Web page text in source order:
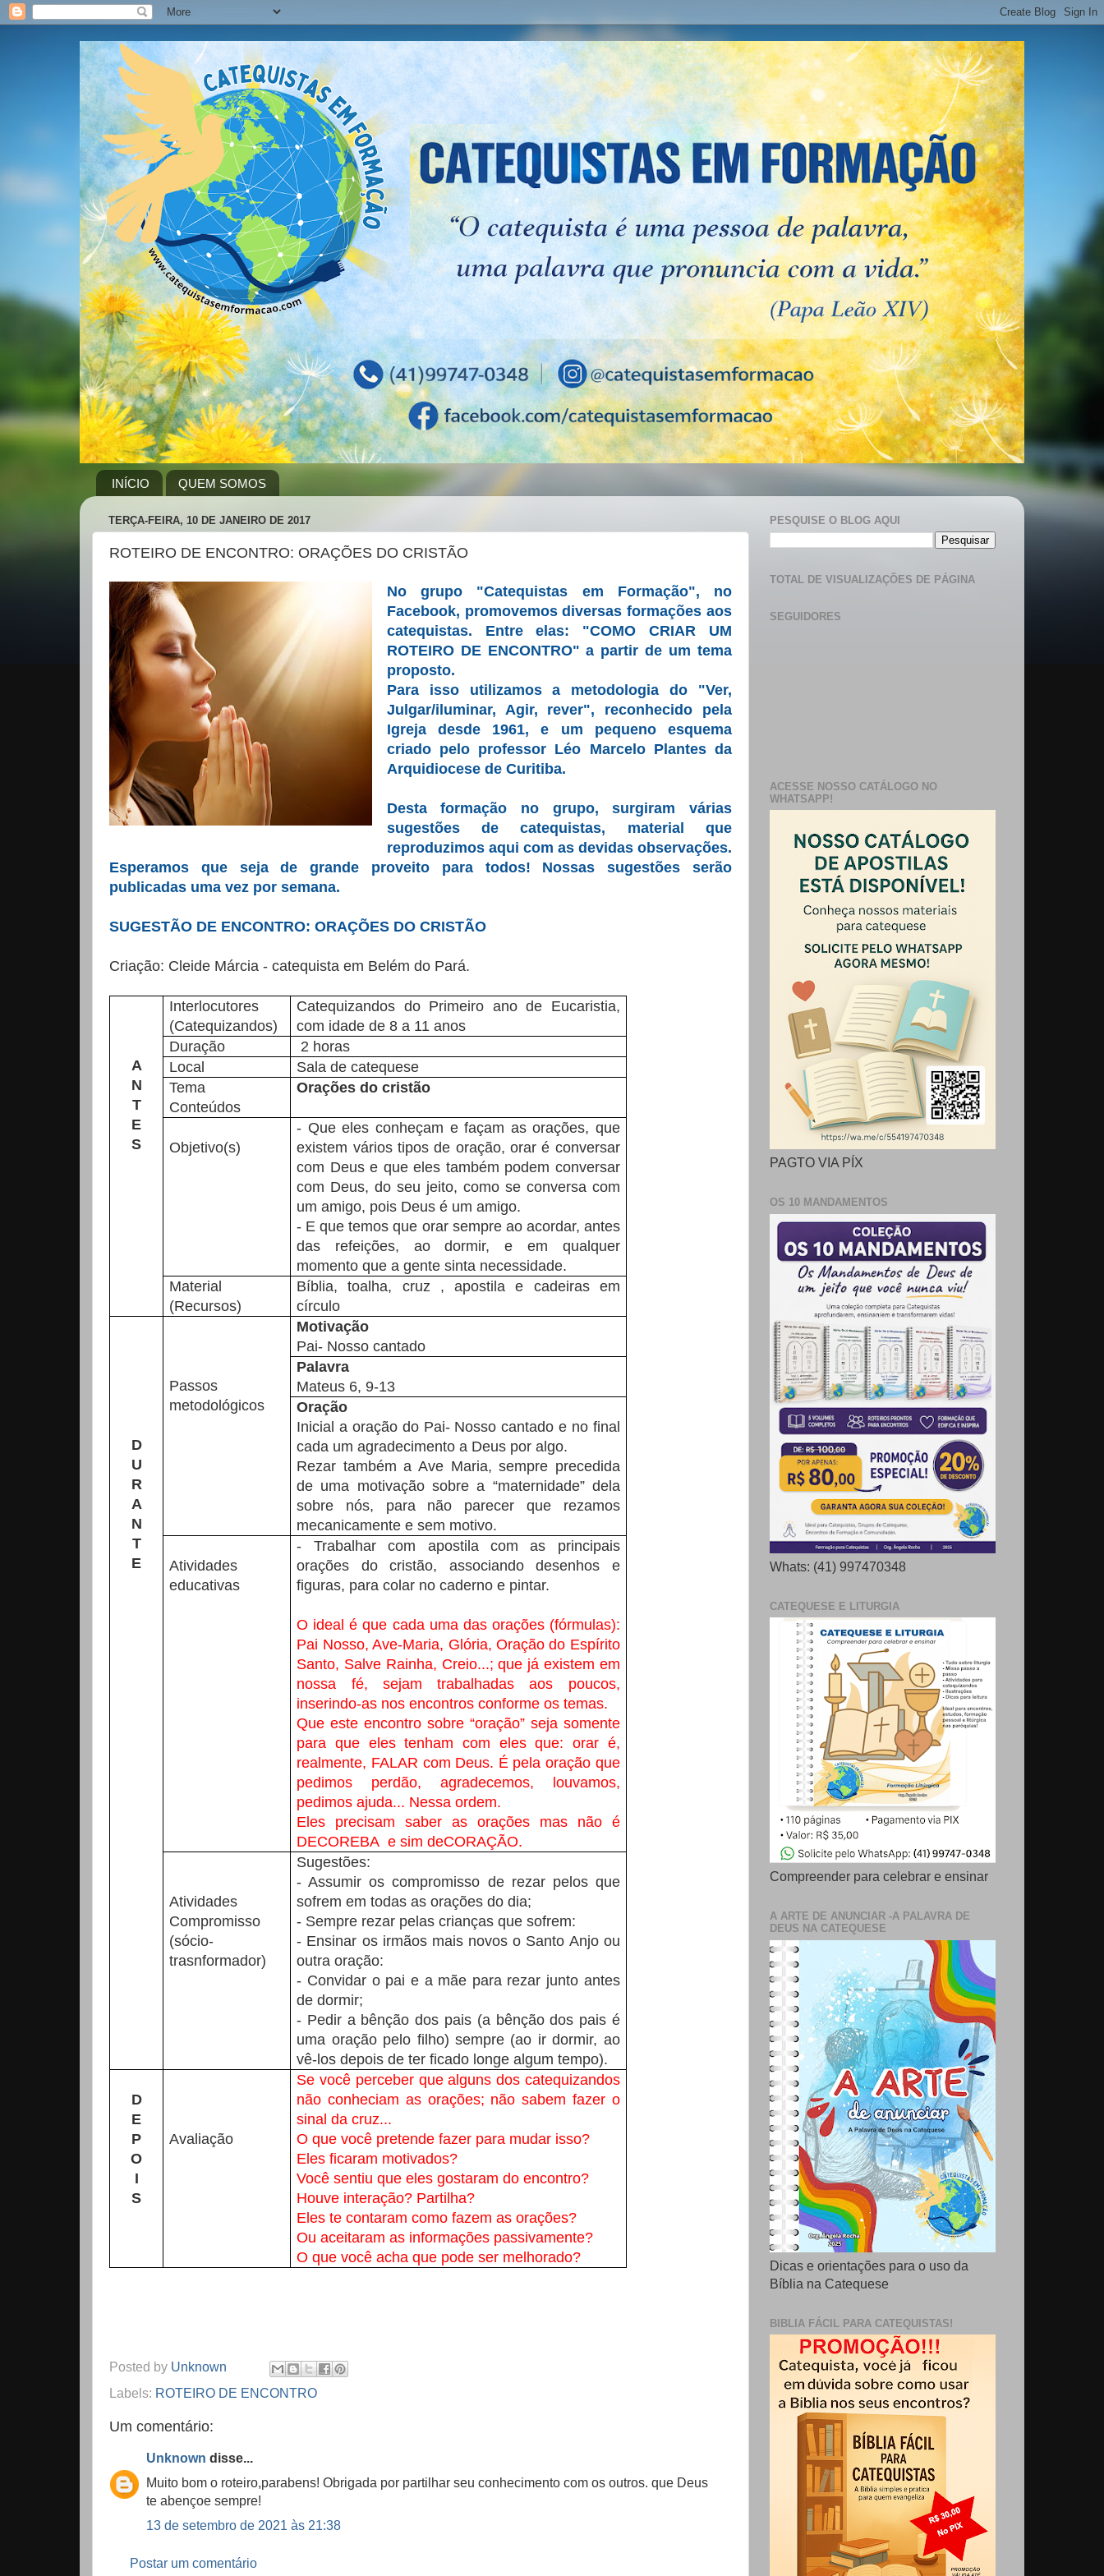
INÍCIO QUEM SOMOS
TERÇA-FEIRA, 10 DE JANEIRO DE 2017
ROTEIRO DE ENCONTRO: ORAÇÕES DO CRISTÃO
No grupo "Catequistas em Formação", no
Facebook, promovemos diversas formações aos
catequistas. Entre elas: "COMO CRIAR UM
ROTEIRO DE ENCONTRO" a partir de um tema
proposto.
Para isso utilizamos a metodologia do "Ver,
Julgar/iluminar, Agir, rever", reconhecido pela
Igreja desde 1961, e um pequeno esquema
criado pelo professor Léo Marcelo Plantes da
Arquidiocese de Curitiba.
Desta formação no grupo, surgiram várias
sugestões de catequistas, material que
reproduzimos aqui com as devidas observações.
Esperamos que seja de grande proveito para todos! Nossas sugestões serão
publicadas uma vez por semana.
SUGESTÃO DE ENCONTRO: ORAÇÕES DO CRISTÃO
Criação: Cleide Márcia - catequista em Belém do Pará.
A
N
T
E
S
Interlocutores
(Catequizandos)
Catequizandos do Primeiro ano de Eucaristia,
com idade de 8 a 11 anos
Duração
2 horas
Local
Sala de catequese
Tema
Conteúdos
Orações do cristão
Objetivo(s)
- Que eles conheçam e façam as orações, que
existem vários tipos de oração, orar é conversar
com Deus e que eles também podem conversar
com Deus, do seu jeito, como se conversa com
um amigo, pois Deus é um amigo.
- E que temos que orar sempre ao acordar, antes
das refeições, ao dormir, e em qualquer
momento que a gente sinta necessidade.
Material
(Recursos)
Bíblia, toalha, cruz , apostila e cadeiras em
círculo
D
U
R
A
N
T
E
Passos
metodológicos
Motivação
Pai- Nosso cantado
Palavra
Mateus 6, 9-13
Oração
Inicial a oração do Pai- Nosso cantado e no final
cada um agradecimento a Deus por algo.
Rezar também a Ave Maria, sempre precedida
de uma motivação sobre a “maternidade” dela
sobre nós, para não parecer que rezamos
mecanicamente e sem motivo.
Atividades
educativas
- Trabalhar com apostila com as principais
orações do cristão, associando desenhos e
figuras, para colar no caderno e pintar.
O ideal é que cada uma das orações (fórmulas):
Pai Nosso, Ave-Maria, Glória, Oração do Espírito
Santo, Salve Rainha, Creio...; que já existem em
nossa fé, sejam trabalhadas aos poucos,
inserindo-as nos encontros conforme os temas.
Que este encontro sobre “oração” seja somente
para que eles tenham com eles que: orar é,
realmente, FALAR com Deus. É pela oração que
pedimos perdão, agradecemos, louvamos,
pedimos ajuda... Nessa ordem.
Eles precisam saber as orações mas não é
DECOREBA e sim deCORAÇÃO.
Atividades
Compromisso
(sócio-
trasnformador)
Sugestões:
- Assumir os compromisso de rezar pelos que
sofrem em todas as orações do dia;
- Sempre rezar pelas crianças que sofrem:
- Ensinar os irmãos mais novos o Santo Anjo ou
outra oração:
- Convidar o pai e a mãe para rezar junto antes
de dormir;
- Pedir a bênção dos pais (a bênção dos pais é
uma oração pelo filho) sempre (ao ir dormir, ao
vê-los depois de ter ficado longe algum tempo).
D
E
P
O
I
S
Avaliação
Se você perceber que alguns dos catequizandos
não conheciam as orações; não sabem fazer o
sinal da cruz...
O que você pretende fazer para mudar isso?
Eles ficaram motivados?
Você sentiu que eles gostaram do encontro?
Houve interação? Partilha?
Eles te contaram como fazem as orações?
Ou aceitaram as informações passivamente?
O que você acha que pode ser melhorado?
Posted by Unknown
Labels: ROTEIRO DE ENCONTRO
Um comentário:
Unknown disse...
Muito bom o roteiro,parabens! Obrigada por partilhar seu conhecimento com os outros. que Deus
te abençoe sempre!
13 de setembro de 2021 às 21:38
Postar um comentário
PESQUISE O BLOG AQUI
TOTAL DE VISUALIZAÇÕES DE PÁGINA
SEGUIDORES
ACESSE NOSSO CATÁLOGO NO
WHATSAPP!
PAGTO VIA PÍX
OS 10 MANDAMENTOS
Whats: (41) 997470348
CATEQUESE E LITURGIA
Compreender para celebrar e ensinar
A ARTE DE ANUNCIAR -A PALAVRA DE
DEUS NA CATEQUESE
Dicas e orientações para o uso da
Bíblia na Catequese
BIBLIA FÁCIL PARA CATEQUISTAS!